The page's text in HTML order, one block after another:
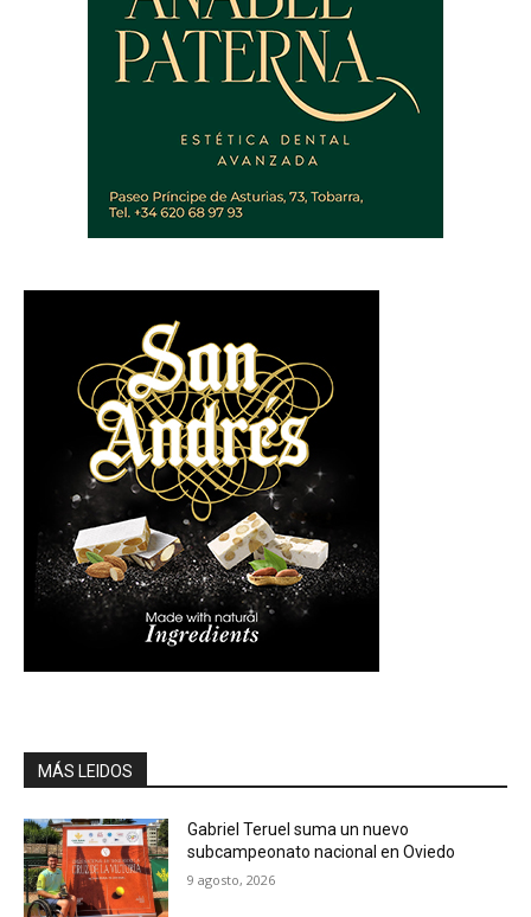
MÁS LEIDOS
Gabriel Teruel suma un nuevo
subcampeonato nacional en Oviedo
9 agosto, 2026